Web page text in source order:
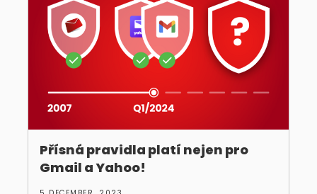
Přísná pravidla platí nejen pro
Gmail a Yahoo!